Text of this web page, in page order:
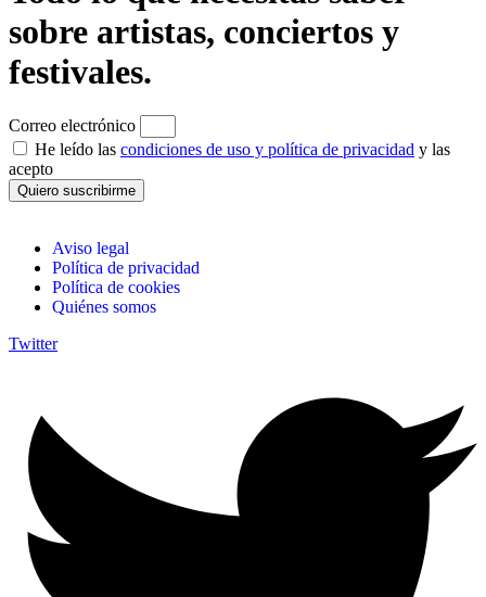
sobre artistas, conciertos y
festivales.
Correo electrónico
He leído las condiciones de uso y política de privacidad y las
acepto
Quiero suscribirme
Aviso legal
Política de privacidad
Política de cookies
Quiénes somos
Twitter